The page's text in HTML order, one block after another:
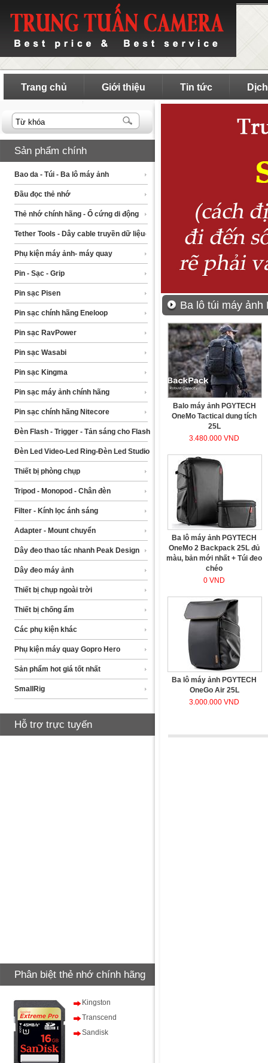
Trang chủ Giới thiệu Tin tức
Sản phẩm chính
Bao da - Túi - Ba lô máy ảnh
Đầu đọc thẻ nhớ
Thẻ nhớ chính hãng - Ổ cứng di động
Tether Tools - Dây cable truyền dữ liệu
Phụ kiện máy ảnh- máy quay
Pin - Sạc - Grip
Pin sạc Pisen
Pin sạc chính hãng Eneloop
Pin sạc RavPower
Pin sạc Wasabi
Pin sạc Kingma
Pin sạc máy ảnh chính hãng
Pin sạc chính hãng Nitecore
Đèn Flash - Trigger - Tản sáng cho Flash
Đèn Led Video-Led Ring-Đèn Led Studio
Thiết bị phòng chụp
Tripod - Monopod - Chân đèn
Filter - Kính lọc ánh sáng
Adapter - Mount chuyển
Dây đeo thao tác nhanh Peak Design
Dây đeo máy ảnh
Thiết bị chụp ngoài trời
Thiết bị chống ẩm
Các phụ kiện khác
Phụ kiện máy quay Gopro Hero
Sản phẩm hot giá tốt nhất
SmallRig
Hỗ trợ trực tuyến
Phân biệt thẻ nhớ chính hãng
Kingston
Transcend
Sandisk
Ba lô túi máy ảnh
Balo máy ảnh PGYTECH
OneMo Tactical dung tích
25L
3.480.000 VND
Ba lô máy ảnh PGYTECH
OneMo 2 Backpack 25L đủ
màu, bản mới nhất + Túi đeo
chéo
0 VND
Ba lô máy ảnh PGYTECH
OneGo Air 25L
3.000.000 VND